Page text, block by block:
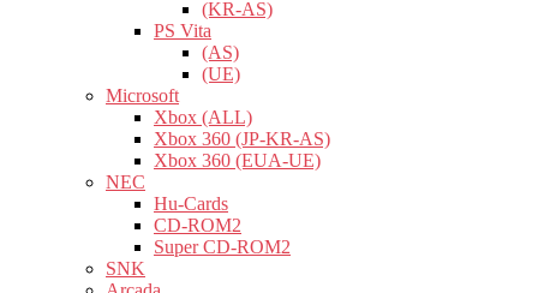
(KR-AS)
PS Vita
(AS)
(UE)
Microsoft
Xbox (ALL)
Xbox 360 (JP-KR-AS)
Xbox 360 (EUA-UE)
NEC
Hu-Cards
CD-ROM2
Super CD-ROM2
SNK